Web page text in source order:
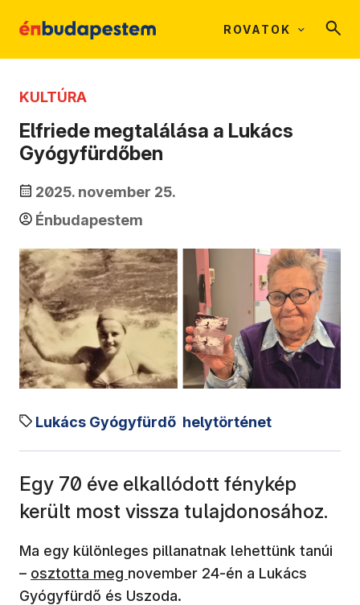
ROVATOK
KULTÚRA
Elfriede megtalálása a Lukács
Gyógyfürdőben
2025. november 25.
Énbudapestem
Lukács Gyógyfürdő helytörténet
Egy 70 éve elkallódott fénykép
került most vissza tulajdonosához.
Ma egy különleges pillanatnak lehettünk tanúi
– osztotta meg november 24-én a Lukács
Gyógyfürdő és Uszoda.